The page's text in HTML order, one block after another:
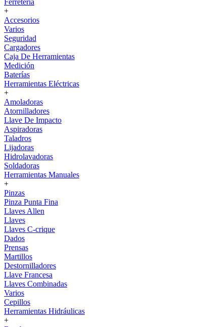
Ferretería
+
Accesorios
Varios
Seguridad
Cargadores
Caja De Herramientas
Medición
Baterías
Herramientas Eléctricas
+
Amoladoras
Atornilladores
Llave De Impacto
Aspiradoras
Taladros
Lijadoras
Hidrolavadoras
Soldadoras
Herramientas Manuales
+
Pinzas
Pinza Punta Fina
Llaves Allen
Llaves
Llaves C-crique
Dados
Prensas
Martillos
Destornilladores
Llave Francesa
Llaves Combinadas
Varios
Cepillos
Herramientas Hidráulicas
+